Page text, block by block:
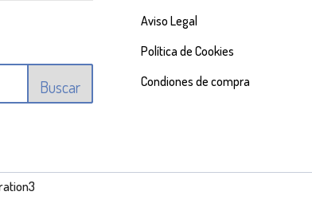
Buscar
Aviso Legal
Política de Cookies
Condiones de compra